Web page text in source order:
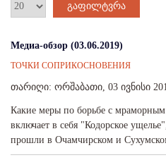
გაფილტვრა
Медиа-обзор (03.06.2019)
ТОЧКИ СОПРИКОСНОВЕНИЯ
თარიღი: ორშაბათი, 03 ივნისი
Какие меры по борьбе с
включает в себя "Кодорское
прошли в Очамчирском и